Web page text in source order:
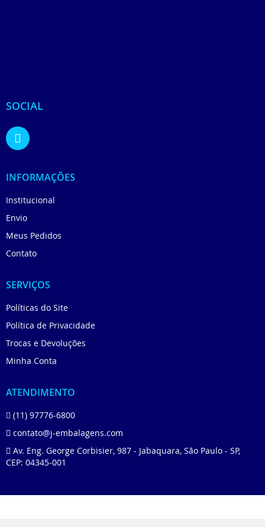
SOCIAL
INFORMAÇÕES
Institucional
Envio
Meus Pedidos
Contato
SERVIÇOS
Políticas do Site
Política de Privacidade
Trocas e Devoluções
Minha Conta
ATENDIMENTO
(11) 97776-6800
contato@j-embalagens.com
Av. Eng. George Corbisier, 987 - Jabaquara, São Paulo - SP,
CEP: 04345-001